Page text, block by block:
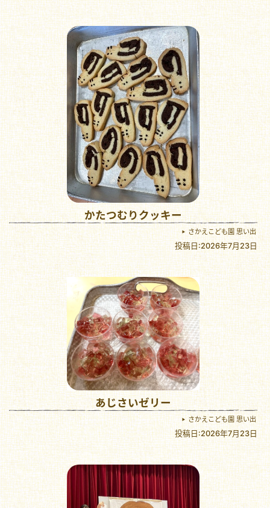
かたつむりクッキー
さかえこども園 思い出
投稿日:2026年7月23日
あじさいゼリー
さかえこども園 思い出
投稿日:2026年7月23日